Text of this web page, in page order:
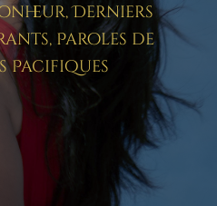
,Derniers
, Paroles de
Pacifiques